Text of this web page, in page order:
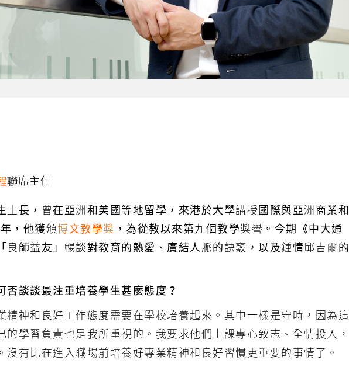
聯席主任
土長，曾在亞洲和美國等地留學，來港於大學講授國際與亞洲商業和
，他獲頒博文教學獎 ，為從教以來第九個教學獎譽。今期《中大通
良師益友」暢談對教育的熱愛、廣結人脈的訣竅，以及鍾情邱吉爾的
否談談最注重培養學生甚麼態度？
精神和良好工作態度需要在學校培養起來。其中一樣是守時，因為這
的學習負責也是我所重視的。我要求他們上課專心致志、全情投入，
沒有比在進入職場前培養好專業精神和良好習慣更重要的事情了。